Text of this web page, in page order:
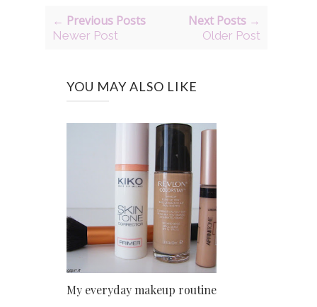
← Previous Posts
Newer Post
Next Posts →
Older Post
YOU MAY ALSO LIKE
My everyday makeup routine